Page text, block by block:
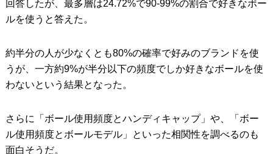
回答したが、最多層は24.72%で90-99%の割合で好きなボー
ルを使うと答えた。
約半分の人が少なくとも80%の確率で好みのブランドを使
うが、一方約9%が半分以下の頻度でしか好きなボールを使
わないという結果となった。
さらに「ボール使用頻度とハンディキャップ」や、「ボー
ル使用頻度とボールモデル」といった相関性を調べるのも
面白そうだ。